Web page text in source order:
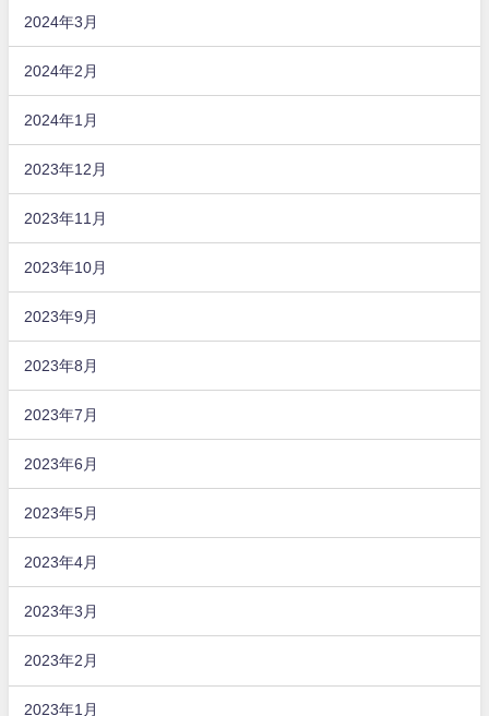
2024年3月
2024年2月
2024年1月
2023年12月
2023年11月
2023年10月
2023年9月
2023年8月
2023年7月
2023年6月
2023年5月
2023年4月
2023年3月
2023年2月
2023年1月